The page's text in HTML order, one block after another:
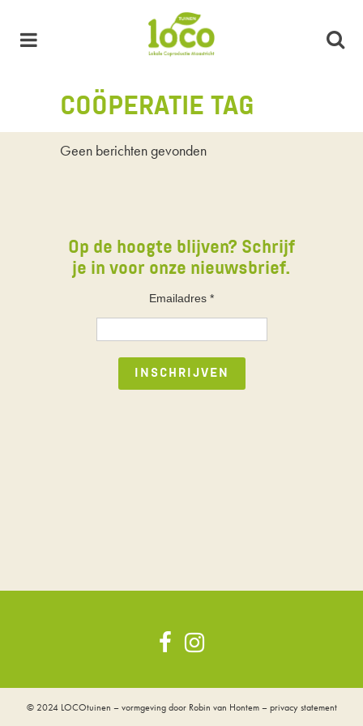
COÖPERATIE TAG
Geen berichten gevonden
Op de hoogte blijven? Schrijf
je in voor onze nieuwsbrief.
Emailadres *
© 2024 LOCOtuinen – vormgeving door Robin van Hontem–privacy statement